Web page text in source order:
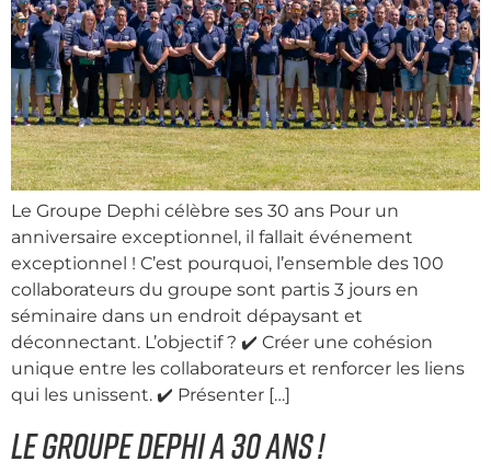
Le Groupe Dephi célèbre ses 30 ans Pour un
anniversaire exceptionnel, il fallait événement
exceptionnel ! C’est pourquoi, l’ensemble des 100
collaborateurs du groupe sont partis 3 jours en
séminaire dans un endroit dépaysant et
déconnectant. L’objectif ? ✔️ Créer une cohésion
unique entre les collaborateurs et renforcer les liens
qui les unissent. ✔️ Présenter […]
LE GROUPE DEPHI A 30 ANS !